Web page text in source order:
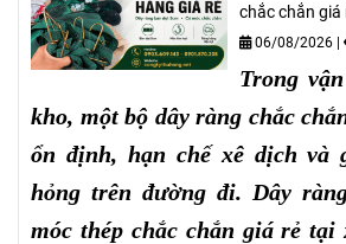
chắc chắn
06/08/2026 |
Trong
kho, một bộ dây ràng chắc
ổn định, hạn chế xê dịch
hỏng trên đường đi. Dây
móc thép chắc chắn giá rẻ tại